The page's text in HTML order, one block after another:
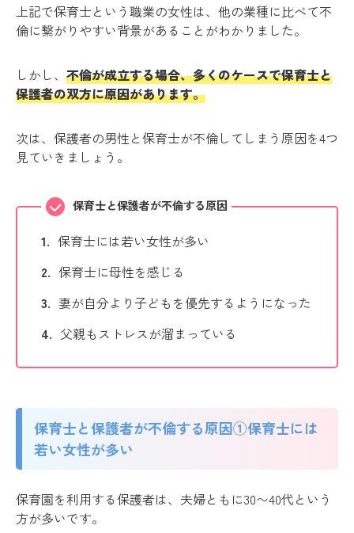
上記で保育士という職業の女性は、他の業種に比べて不
倫に繋がりやすい背景があることがわかりました。
しかし、 不倫が成立する場合、多くのケースで保育士と
保護者の双方に原因があります。
次は、保護者の男性と保育士が不倫してしまう原因を4つ
見ていきましょう。
保育士と保護者が不倫する原因
保育士には若い女性が多い
保育士に母性を感じる
妻が自分より子どもを優先するようになった
父親もストレスが溜まっている
保育士と保護者が不倫する原因①保育士には
若い女性が多い
保育園を利用する保護者は、夫婦ともに30〜40代という
方が多いです。